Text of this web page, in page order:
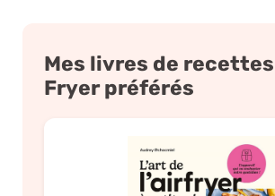
Mes livres de
Fryer préférés